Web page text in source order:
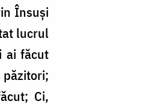
Însuși
lucrul
ai făcut
păzitori;
Ci,